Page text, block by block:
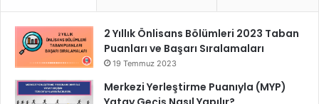
2 Yıllık Önlisans Bölümleri 2023 Taban
Puanları ve Başarı Sıralamaları
19 Temmuz 2023
Merkezi Yerleştirme Puanıyla (MYP)